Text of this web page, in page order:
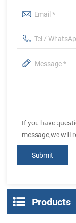
If you have
message,we will
Products